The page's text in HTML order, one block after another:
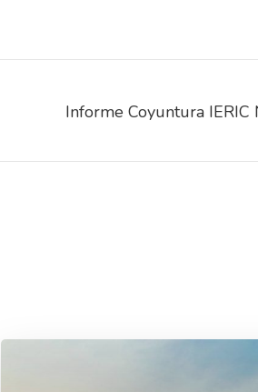
Informe Coyuntura IERIC